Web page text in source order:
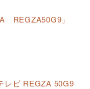
REGZA50G9」
レビ REGZA 50G9